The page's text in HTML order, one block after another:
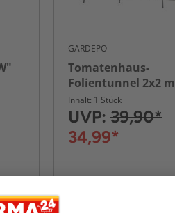
GARDEPO
Tomatenhaus-
Folientunnel 2x2 m
Inhalt: 1 Stück
UVP: 39,90*
34,99*